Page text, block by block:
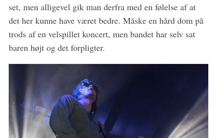
set, men alligevel gik man derfra med en følelse af at
det her kunne have været bedre. Måske en hård dom på
trods af en velspillet koncert, men bandet har selv sat
baren højt og det forpligter.